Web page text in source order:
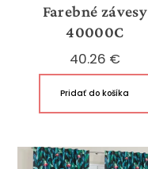
Farebné závesy
40000C
40.26 €
Pridať do košíka